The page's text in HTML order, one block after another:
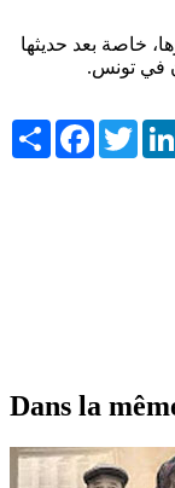
خاصة بعد حديثها
في تونس.
Share Facebook
Dans la